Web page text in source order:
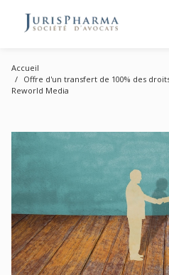
Accueil
Offre d'un transfert de 100% des
Reworld Media